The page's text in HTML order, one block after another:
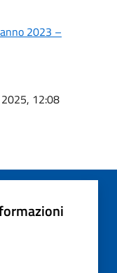
2023 –
12:08